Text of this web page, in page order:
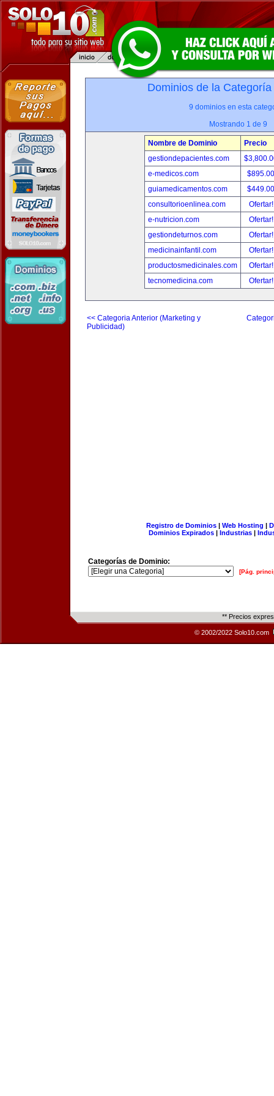
Dominios de la
9 dominios en esta
Mostrando 1 de 9
Nombre de Dominio
Precio
gestiondepacientes.com
e-medicos.com
guiamedicamentos.com
consultorioenlinea.com
e-nutricion.com
gestiondeturnos.com
medicinainfantil.com
productosmedicinales.com
tecnomedicina.com
<< Categoria Anterior (Marketing y
Publicidad)
Registro de Dominios| Web Hosting |
Dominios Expirados | Industrias |
Categorías de Dominio:
[Pág.
** Precios
© 2002/2022 Solo10.com